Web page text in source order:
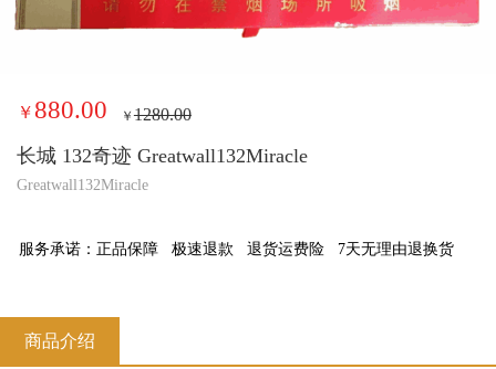
￥ 880.00 ￥1280.00
长城 132奇迹 Greatwall132Miracle
Greatwall132Miracle
服务承诺： 正品保障 极速退款 退货运费险 7天无理由退换货
商品介绍